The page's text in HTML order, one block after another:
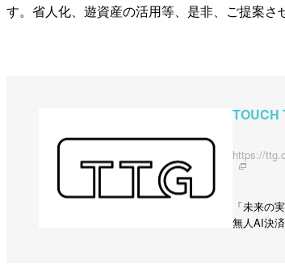
す。省人化、遊資産の活用等、是非、ご提案さ
TOUCH
https://
「未来の
無人AI決